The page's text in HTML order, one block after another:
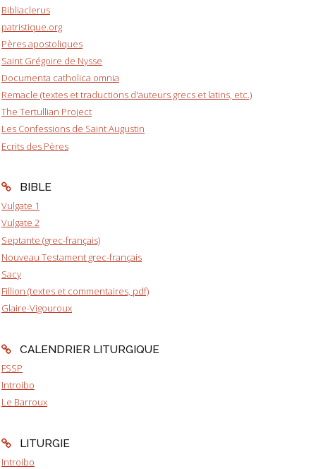
Bibliaclerus
patristique.org
Pères apostoliques
Saint Grégoire de Nysse
Documenta catholica omnia
Remacle (textes et traductions d'auteurs grecs et latins, etc.)
The Tertullian Project
Les Confessions de Saint Augustin
Ecrits des Pères
BIBLE
Vulgate 1
Vulgate 2
Septante (grec-français)
Nouveau Testament grec-français
Sacy
Fillion (textes et commentaires, pdf)
Glaire-Vigouroux
CALENDRIER LITURGIQUE
FSSP
Introibo
Le Barroux
LITURGIE
Introibo